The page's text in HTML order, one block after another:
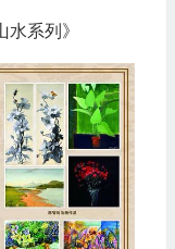
系列》